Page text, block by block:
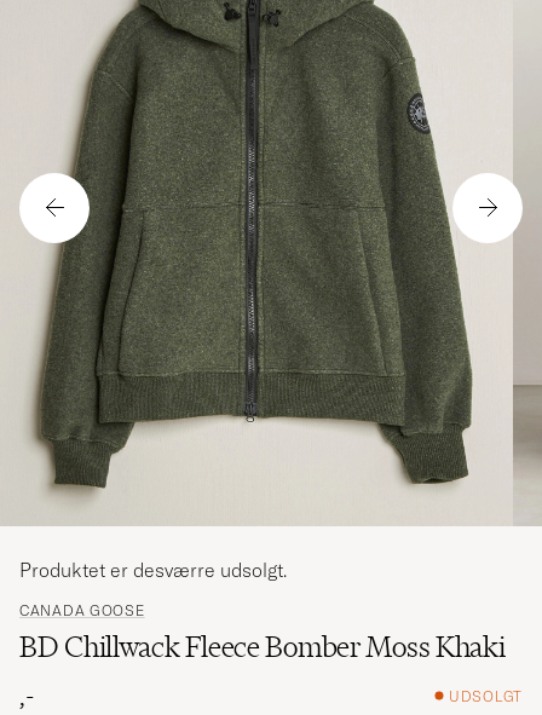
CANADA GOOSE
BD Chillwack Fleece Bomber Moss Khaki
,-
UDSOLGT
Produktet er desværre udsolgt.